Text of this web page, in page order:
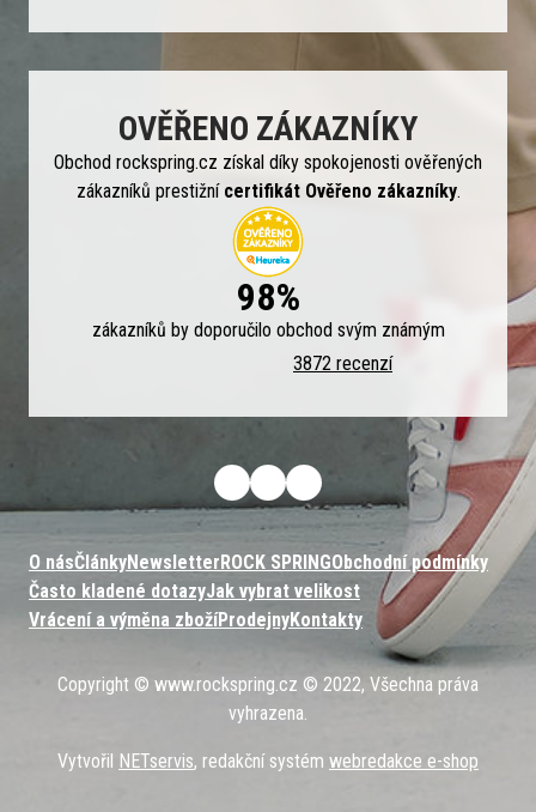
OVĚŘENO ZÁKAZNÍKY
Obchod rockspring.cz získal díky spokojenosti ověřených
zákazníků prestižní certifikát Ověřeno zákazníky.
98%
zákazníků by doporučilo obchod svým známým
3872 recenzí
O násČlánkyNewsletterROCK SPRINGObchodní podmínky
Často kladené dotazyJak vybrat velikost
Vrácení a výměna zbožíProdejnyKontakty
Copyright © www.rockspring.cz © 2022, Všechna práva
vyhrazena.
Vytvořil NETservis, redakční systém webredakce e-shop